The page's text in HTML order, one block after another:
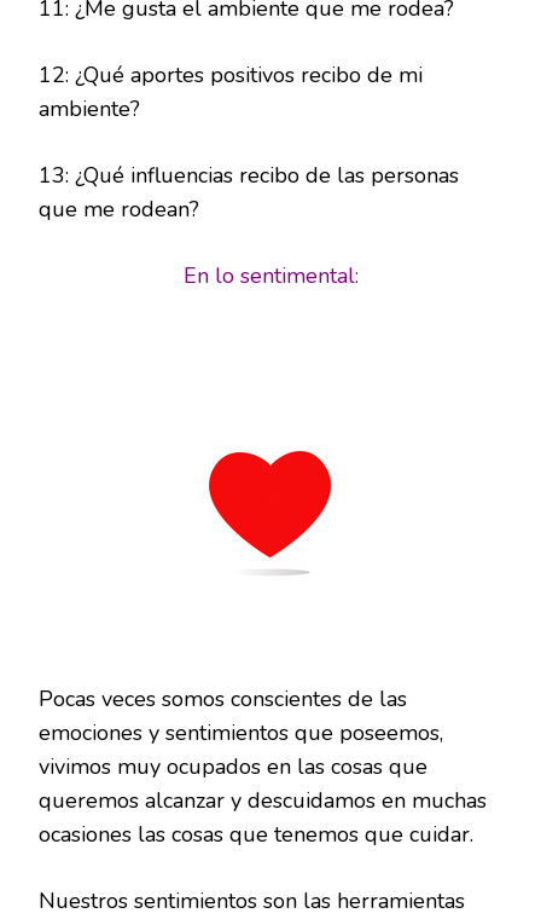
11: ¿Me gusta el ambiente que me rodea?
12: ¿Qué aportes positivos recibo de mi
ambiente?
13: ¿Qué influencias recibo de las personas
que me rodean?
En lo sentimental:
Pocas veces somos conscientes de las
emociones y sentimientos que poseemos,
vivimos muy ocupados en las cosas que
queremos alcanzar y descuidamos en muchas
ocasiones las cosas que tenemos que cuidar.
Nuestros sentimientos son las herramientas